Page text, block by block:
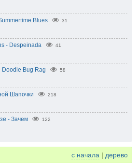
Blues 31
- Despeinada 41
Doodle Bug Rag 58
Шапочки 218
- Зачем 122
с начала | дерево